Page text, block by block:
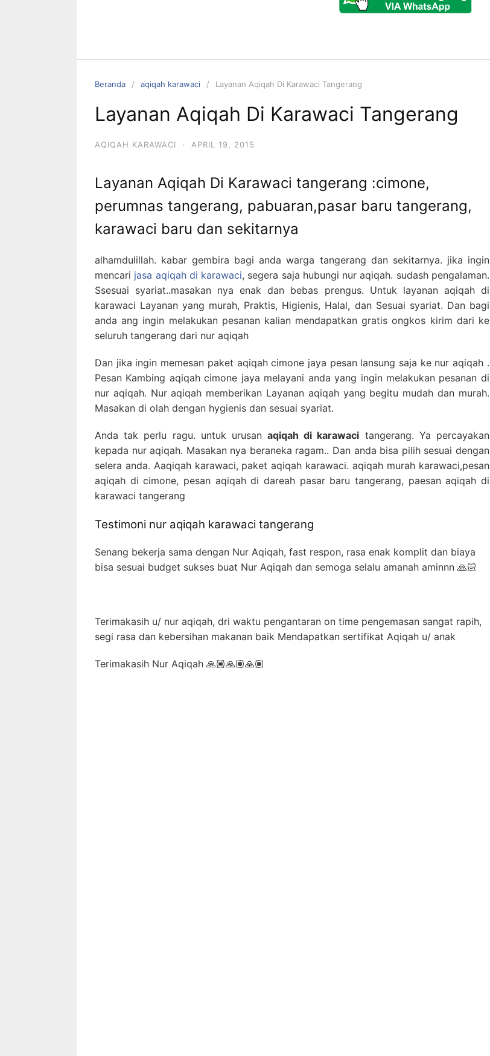
Beranda aqiqah karawaci Layanan Aqiqah Di Karawaci Tangerang
Layanan Aqiqah Di Karawaci Tangerang
AQIQAH KARAWACI · APRIL 19, 2015
Layanan Aqiqah Di Karawaci tangerang :cimone,
perumnas tangerang, pabuaran,pasar baru tangerang,
karawaci baru dan sekitarnya
alhamdulillah. kabar gembira bagi anda warga tangerang dan sekitarnya. jika ingin
mencari jasa aqiqah di karawaci, segera saja hubungi nur aqiqah. sudash pengalaman.
Ssesuai syariat..masakan nya enak dan bebas prengus. Untuk layanan aqiqah di
karawaci Layanan yang murah, Praktis, Higienis, Halal, dan Sesuai syariat. Dan bagi
anda ang ingin melakukan pesanan kalian mendapatkan gratis ongkos kirim dari ke
seluruh tangerang dari nur aqiqah
Dan jika ingin memesan paket aqiqah cimone jaya pesan lansung saja ke nur aqiqah .
Pesan Kambing aqiqah cimone jaya melayani anda yang ingin melakukan pesanan di
nur aqiqah. Nur aqiqah memberikan Layanan aqiqah yang begitu mudah dan murah.
Masakan di olah dengan hygienis dan sesuai syariat.
Anda tak perlu ragu. untuk urusanaqiqah di karawaci tangerang. Ya percayakan
kepada nur aqiqah. Masakan nya beraneka ragam.. Dan anda bisa pilih sesuai dengan
selera anda. Aaqiqah karawaci, paket aqiqah karawaci. aqiqah murah karawaci,pesan
aqiqah di cimone, pesan aqiqah di dareah pasar baru tangerang, paesan aqiqah di
karawaci tangerang
Testimoni nur aqiqah karawaci tangerang
Senang bekerja sama dengan Nur Aqiqah, fast respon, rasa enak komplit dan biaya
bisa sesuai budget sukses buat Nur Aqiqah dan semoga selalu amanah aminnn 🙏🏻
Terimakasih u/ nur aqiqah, dri waktu pengantaran on time pengemasan sangat rapih,
segi rasa dan kebersihan makanan baik Mendapatkan sertifikat Aqiqah u/ anak
Terimakasih Nur Aqiqah 🙏🏽🙏🏽🙏🏽